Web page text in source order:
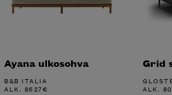
Ayana ulkosohva
B&B ITALIA
ALK. 8627€
Grid
ALK.